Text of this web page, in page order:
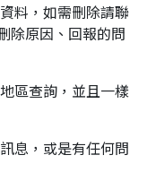
料，如需刪除請聯
除原因、回報的問
區查詢，並且一樣
息，或是有任何問